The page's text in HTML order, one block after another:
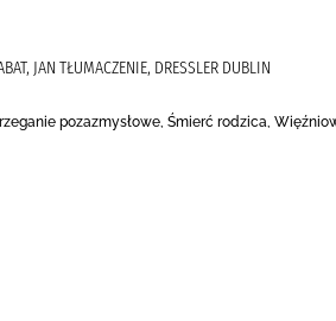
JAN TŁUMACZENIE, DRESSLER DUBLIN
pozazmysłowe, Śmierć rodzica,